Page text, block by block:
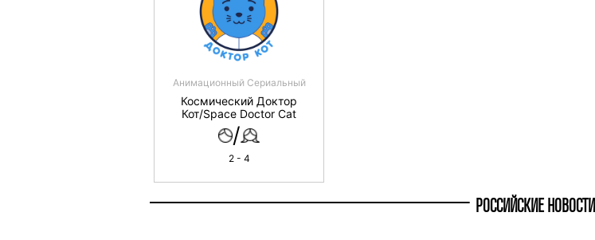
Анимационный Сериальный
Космический Доктор
Кот/Space Doctor Cat
/
2 - 4
РОССИЙСКИЕ НОВОСТИ